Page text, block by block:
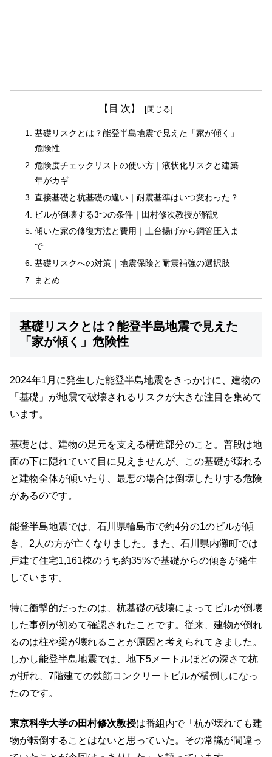
【目 次】
基礎リスクとは？能登半島地震で見えた「家が傾く」
危険性
危険度チェックリストの使い方｜液状化リスクと建築
年がカギ
直接基礎と杭基礎の違い｜耐震基準はいつ変わった？
ビルが倒壊する3つの条件｜田村修次教授が解説
傾いた家の修復方法と費用｜土台揚げから鋼管圧入ま
で
基礎リスクへの対策｜地震保険と耐震補強の選択肢
まとめ
基礎リスクとは？能登半島地震で見えた
「家が傾く」危険性
2024年1月に発生した能登半島地震をきっかけに、建物の
「基礎」が地震で破壊されるリスクが大きな注目を集めて
います。
基礎とは、建物の足元を支える構造部分のこと。普段は地
面の下に隠れていて目に見えませんが、この基礎が壊れる
と建物全体が傾いたり、最悪の場合は倒壊したりする危険
があるのです。
能登半島地震では、石川県輪島市で約4分の1のビルが傾
き、2人の方が亡くなりました。また、石川県内灘町では
戸建て住宅1,161棟のうち約35%で基礎からの傾きが発生
しています。
特に衝撃的だったのは、杭基礎の破壊によってビルが倒壊
した事例が初めて確認されたことです。従来、建物が倒れ
るのは柱や梁が壊れることが原因と考えられてきました。
しかし能登半島地震では、地下5メートルほどの深さで杭
が折れ、7階建ての鉄筋コンクリートビルが横倒しになっ
たのです。
東京科学大学の田村修次教授は番組内で「杭が壊れても建
物が転倒することはないと思っていた。その常識が間違っ